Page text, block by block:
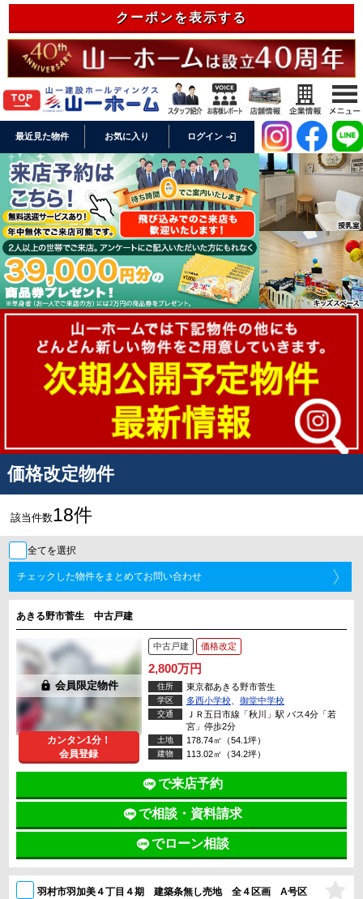
クーポンを表示する
最近見た物件 お気に入り ログイン login
価格改定物件
該当件数18件
全てを選択
チェックした物件をまとめてお問い合わせ
あきる野市菅生 中古戸建
lock 会員限定物件
カンタン1分！
会員登録
中古戸建 価格改定
2,800万円
住所 東京都あきる野市菅生
学区 多西小学校、 御堂中学校
交通
ＪＲ五日市線「秋川」駅 バス4分「若
宮」停歩2分
土地 178.74㎡（54.1坪）
建物 113.02㎡（34.2坪）
で来店予約
で相談・資料請求
でローン相談
羽村市羽加美４丁目４期 建築条無し売地 全４区画 A号区